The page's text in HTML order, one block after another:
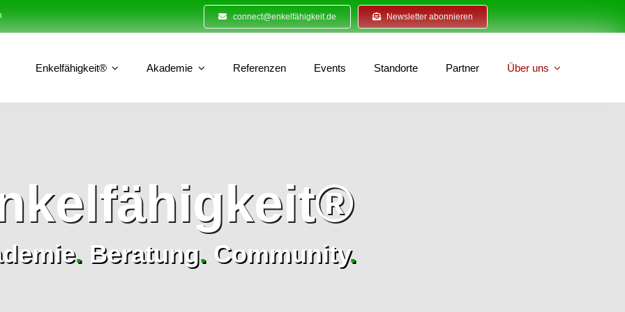
connect@enkelfähigkeit.de Newsletter abonnieren
Enkelfähigkeit® Akademie Referenzen Events Standorte Partner Über uns
.Beratung.Community.